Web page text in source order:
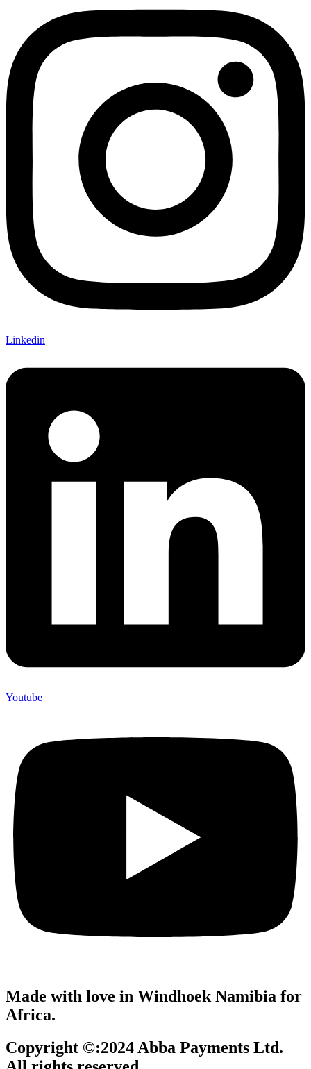
Linkedin
Youtube
Made with love in Windhoek Namibia for
Africa.
Copyright ©:2024 Abba Payments Ltd.